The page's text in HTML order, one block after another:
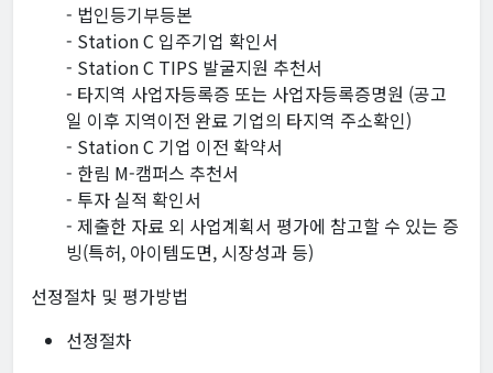
- 법인등기부등본
- Station C 입주기업 확인서
- Station C TIPS 발굴지원 추천서
- 타지역 사업자등록증 또는 사업자등록증명원 (공고
일 이후 지역이전 완료 기업의 타지역 주소확인)
- Station C 기업 이전 확약서
- 한림 M-캠퍼스 추천서
- 투자 실적 확인서
- 제출한 자료 외 사업계획서 평가에 참고할 수 있는 증
빙(특허, 아이템도면, 시장성과 등)
선정절차 및 평가방법
선정절차